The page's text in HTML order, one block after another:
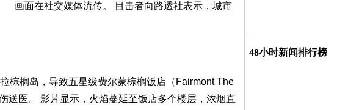
画面在社交媒体流传。 目击者向路透社表示，城市
棕榈岛，导致五星级费尔蒙棕榈饭店（Fairmont The
送医。 影片显示，火焰蔓延至饭店多个楼层，浓烟直
48小时新闻排行榜